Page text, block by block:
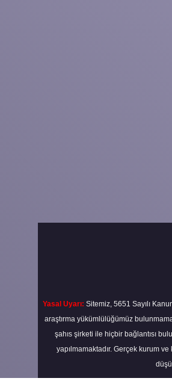
Yasal Uyarı: Sitemiz, 5651 Sayılı
araştırma yükümlülüğümüz
şahıs şirketi ile hiçbir bağlantısı
yapılmamaktadır. Gerçek kurum